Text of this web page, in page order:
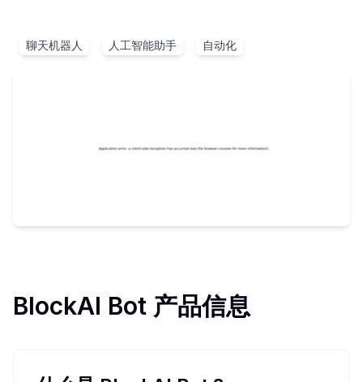
聊天机器人 人工智能助手 自动化
BlockAI Bot 产品信息